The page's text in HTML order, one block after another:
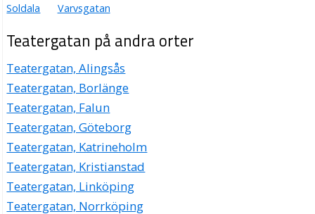
Soldala
Varvsgatan
Teatergatan på andra orter
Teatergatan, Alingsås
Teatergatan, Borlänge
Teatergatan, Falun
Teatergatan, Göteborg
Teatergatan, Katrineholm
Teatergatan, Kristianstad
Teatergatan, Linköping
Teatergatan, Norrköping